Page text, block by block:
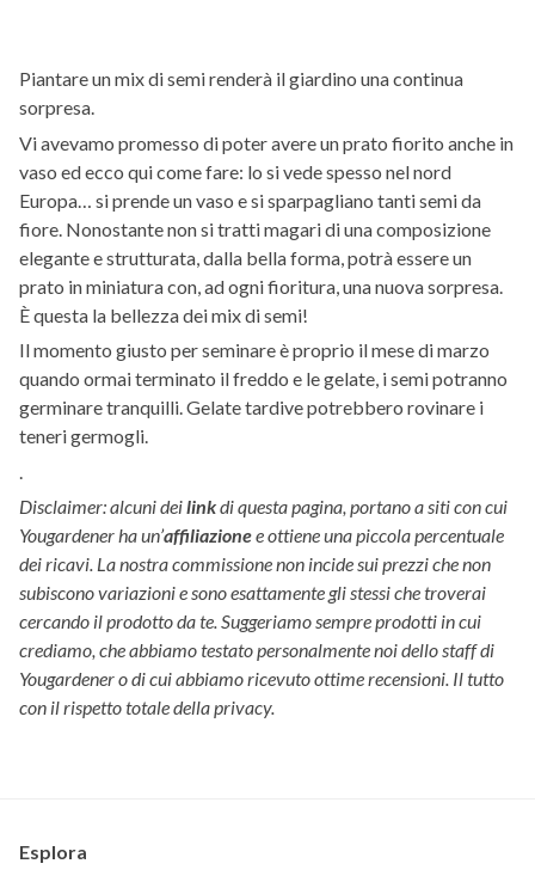
Piantare un mix di semi renderà il giardino una continua
sorpresa.
Vi avevamo promesso di poter avere un prato fiorito anche in
vaso ed ecco qui come fare: lo si vede spesso nel nord
Europa… si prende un vaso e si sparpagliano tanti semi da
fiore. Nonostante non si tratti magari di una composizione
elegante e strutturata, dalla bella forma, potrà essere un
prato in miniatura con, ad ogni fioritura, una nuova sorpresa.
È questa la bellezza dei mix di semi!
Il momento giusto per seminare è proprio il mese di marzo
quando ormai terminato il freddo e le gelate, i semi potranno
germinare tranquilli. Gelate tardive potrebbero rovinare i
teneri germogli.
Disclaimer: alcuni deilinkdi questa pagina, portano a siti con cui
Yougardener ha un’affiliazionee ottiene una piccola percentuale
dei ricavi. La nostra commissione non incide sui prezzi che non
subiscono variazioni e sono esattamente gli stessi che troverai
cercando il prodotto da te. Suggeriamo sempre prodotti in cui
crediamo, che abbiamo testato personalmente noi dello staff di
Yougardener o di cui abbiamo ricevuto ottime recensioni. Il tutto
con il rispetto totale della privacy.
Esplora